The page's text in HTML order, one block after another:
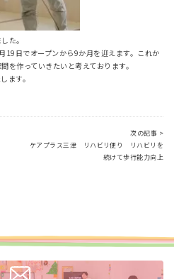
た。
19日でオープンから9か月を迎えます。これか
を作っていきたいと考えております。
ます。
次の記事 >
ケアプラス三津 リハビリ便り リハビリを
続けて歩行能力向上